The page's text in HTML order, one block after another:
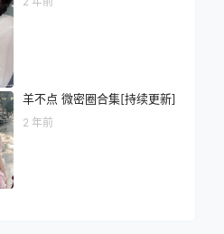
羊不点 微密圈合集[持续更新]
2 年前